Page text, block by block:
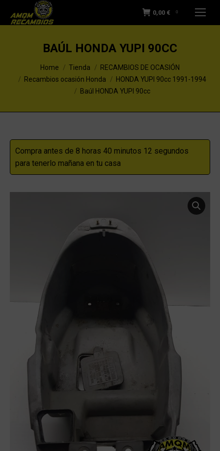
0,00 € 0
BAÚL HONDA YUPI 90CC
You are here:Home Tienda
RECAMBIOS DE OCASIÓN
Recambios ocasión Honda
HONDA YUPI 90cc 1991-1994
Baúl HONDA YUPI 90cc
Compra antes de 8 horas 40 minutos 11 segundos
para tenerlo mañana en tu casa